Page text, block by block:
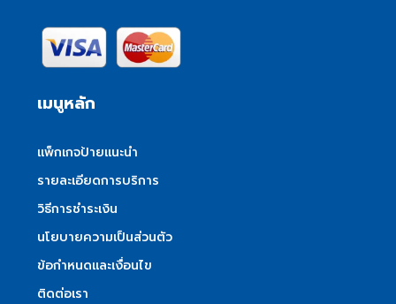
เมนูหลัก
แพ็กเกจป้ายแนะนำ
รายละเอียดการบริการ
วิธีการชำระเงิน
นโยบายความเป็นส่วนตัว
ข้อกำหนดและเงื่อนไข
ติดต่อเรา